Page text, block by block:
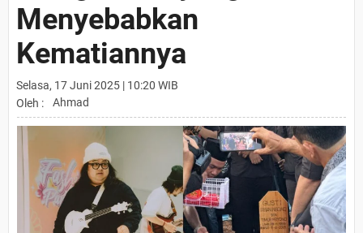
Menyebabkan
Kematiannya
Selasa, 17 Juni 2025 | 10:20 WIB
Oleh :
Ahmad